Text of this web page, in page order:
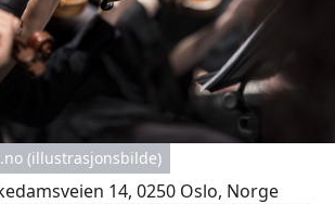
(illustrasjonsbilde)
14, 0250 Oslo, Norge